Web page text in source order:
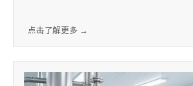
点击了解更多 →